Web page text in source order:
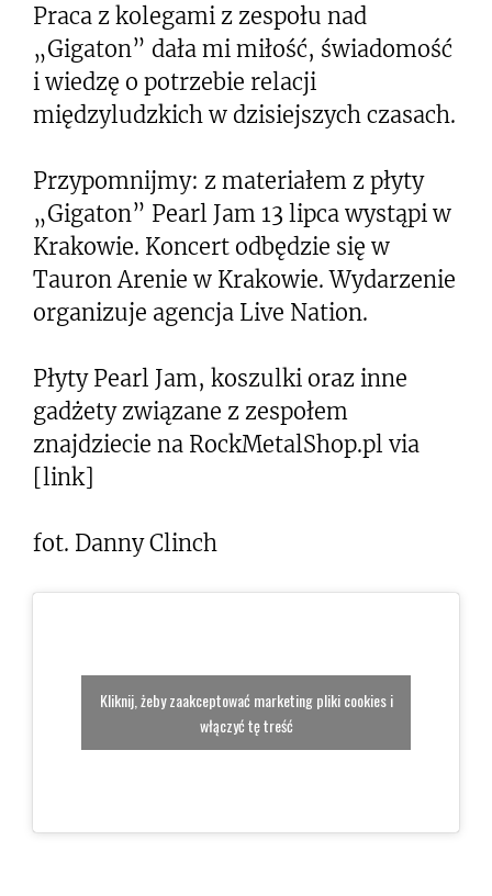
Praca z kolegami z zespołu nad
„Gigaton” dała mi miłość, świadomość
i wiedzę o potrzebie relacji
międzyludzkich w dzisiejszych czasach.
Przypomnijmy: z materiałem z płyty
„Gigaton” Pearl Jam 13 lipca wystąpi w
Krakowie. Koncert odbędzie się w
Tauron Arenie w Krakowie. Wydarzenie
organizuje agencja Live Nation.
Płyty Pearl Jam, koszulki oraz inne
gadżety związane z zespołem
znajdziecie na RockMetalShop.pl via
[link]
fot. Danny Clinch
Kliknij, żeby zaakceptować marketing pliki cookies i
włączyć tę treść